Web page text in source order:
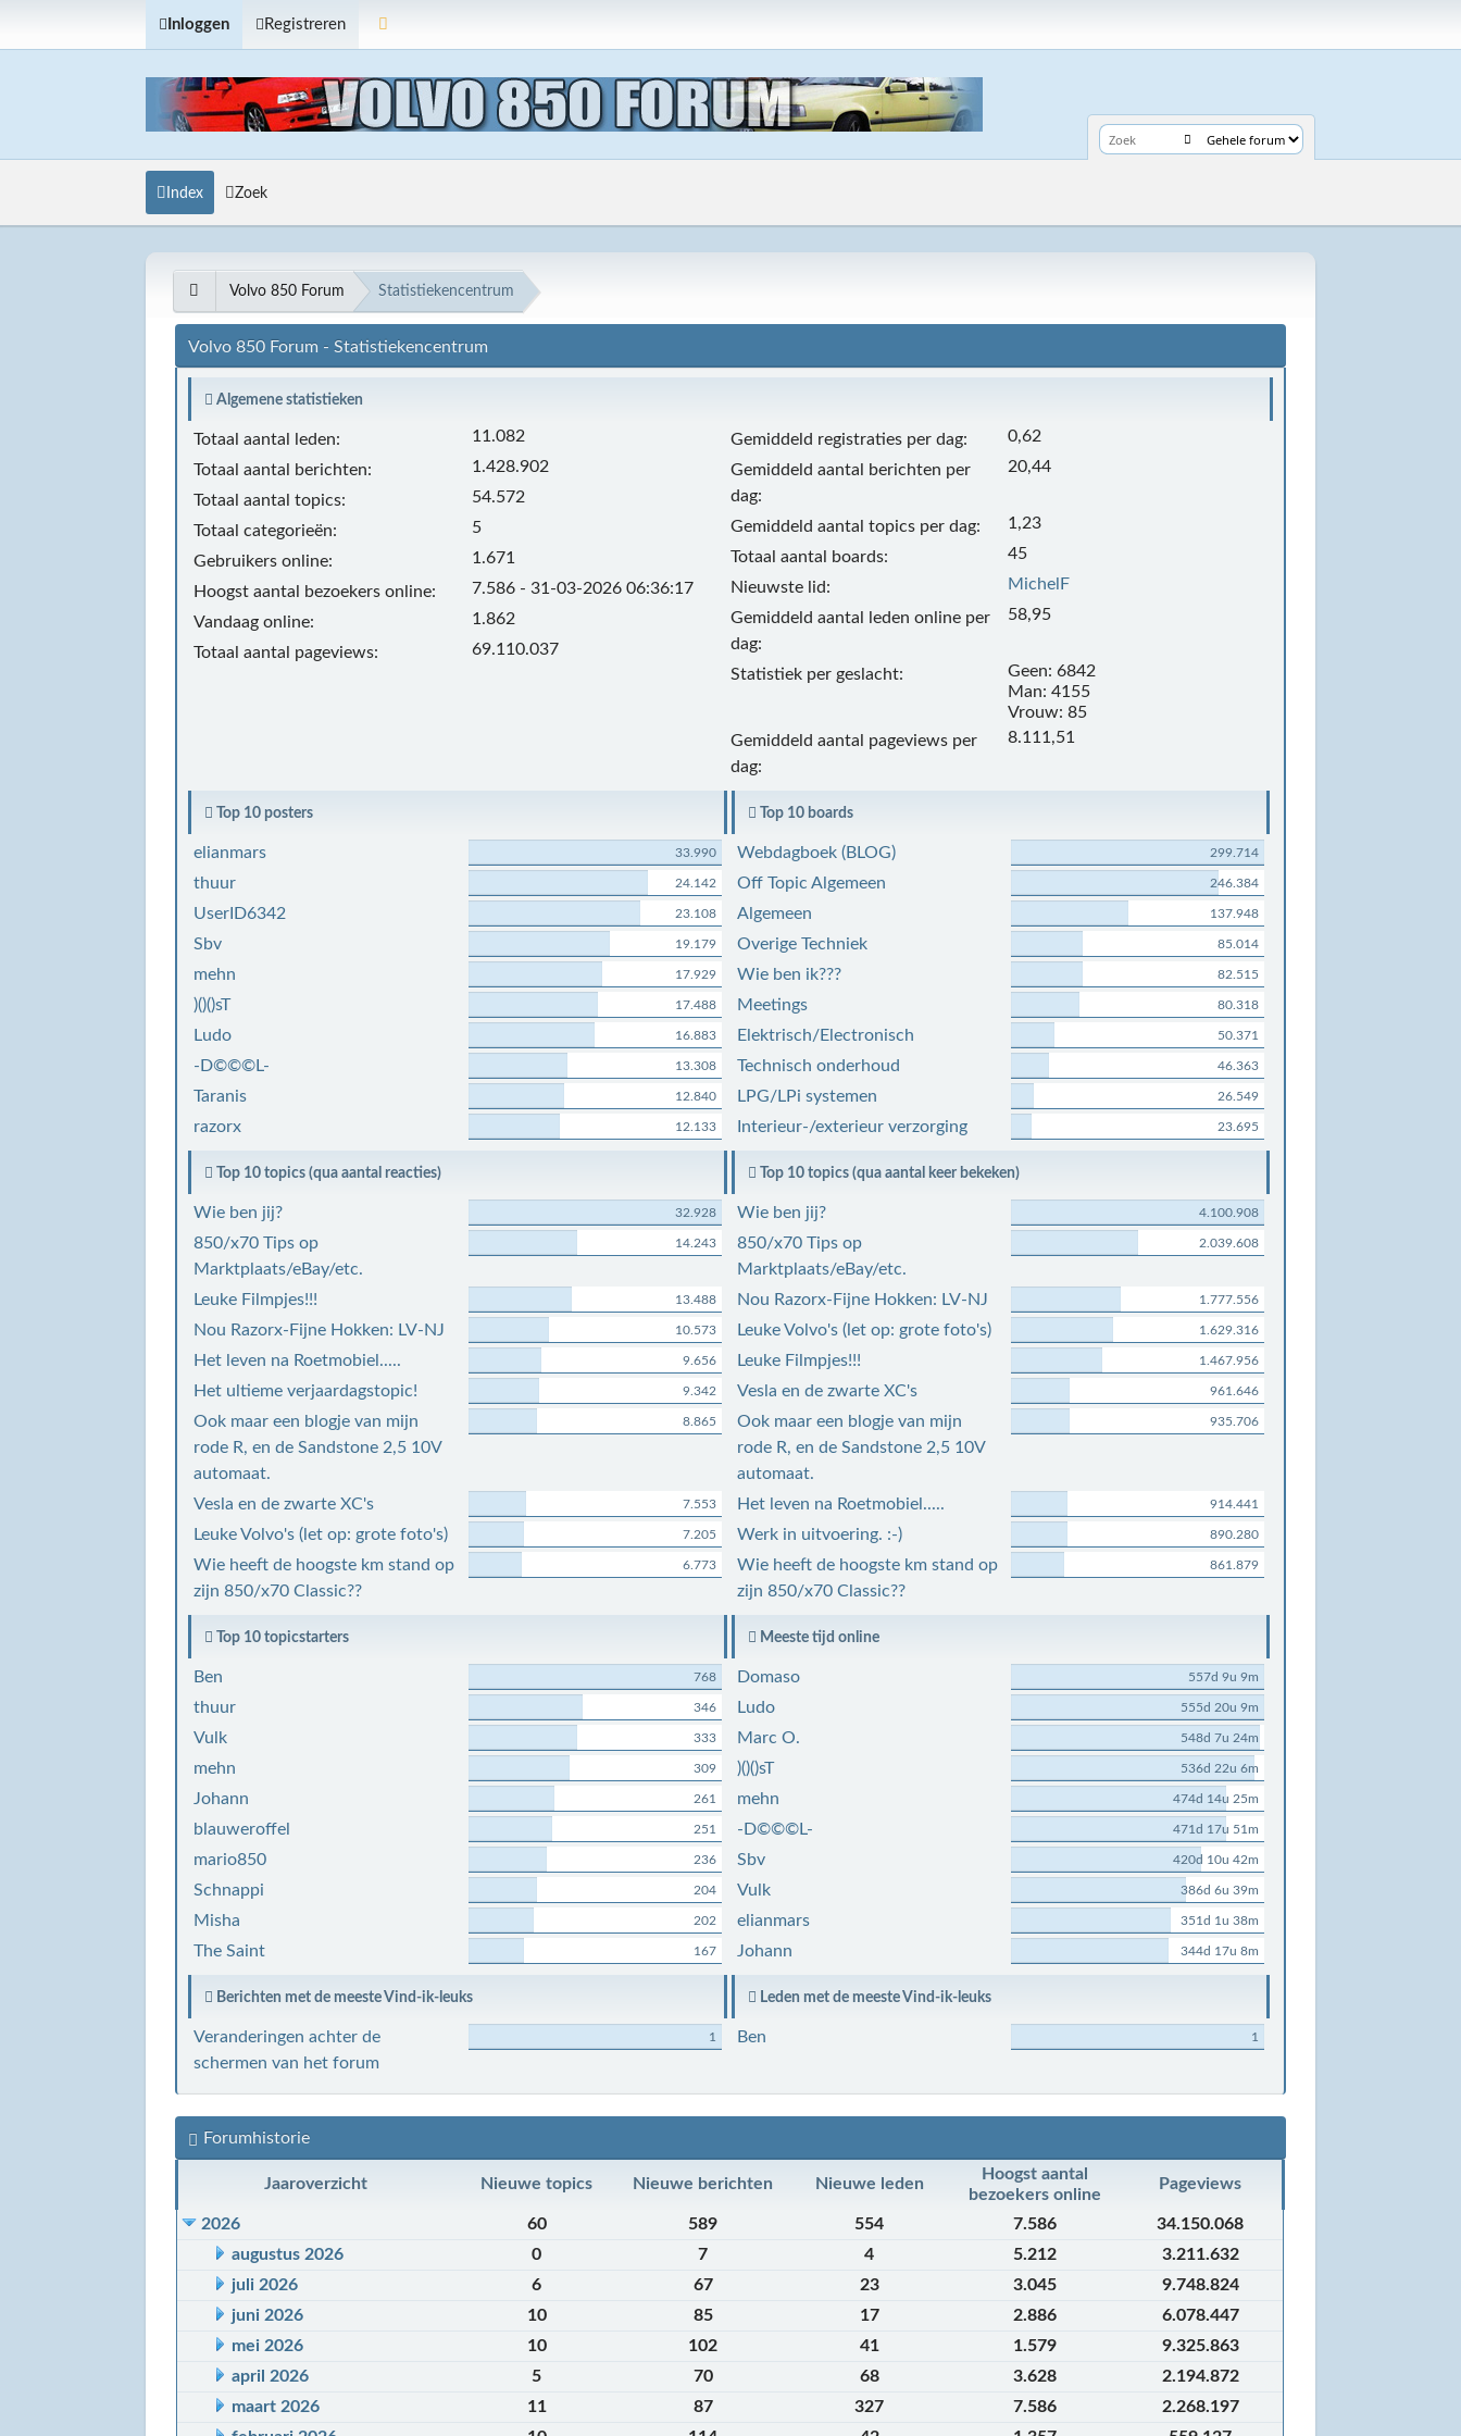
Inloggen Registreren
Index Zoek
Volvo 850 Forum Statistiekencentrum
Volvo 850 Forum - Statistiekencentrum
Algemene statistieken
Totaal aantal leden:
11.082
Totaal aantal berichten:
1.428.902
Totaal aantal topics:
54.572
Totaal categorieën:
5
Gebruikers online:
1.671
Hoogst aantal bezoekers online:
7.586 - 31-03-2026 06:36:17
Vandaag online:
1.862
Totaal aantal pageviews:
69.110.037
Gemiddeld registraties per dag:
0,62
Gemiddeld aantal berichten per
dag:
20,44
Gemiddeld aantal topics per dag:
1,23
Totaal aantal boards:
45
Nieuwste lid:
MichelF
Gemiddeld aantal leden online per
dag:
58,95
Statistiek per geslacht:
Geen: 6842
Man: 4155
Vrouw: 85
Gemiddeld aantal pageviews per
dag:
8.111,51
Top 10 posters
elianmars 33.990
thuur 24.142
UserID6342 23.108
Sbv 19.179
mehn 17.929
)()()sT 17.488
Ludo 16.883
-D©©©L- 13.308
Taranis 12.840
razorx 12.133
Top 10 boards
Webdagboek (BLOG) 299.714
Off Topic Algemeen 246.384
Algemeen 137.948
Overige Techniek 85.014
Wie ben ik??? 82.515
Meetings 80.318
Elektrisch/Electronisch 50.371
Technisch onderhoud 46.363
LPG/LPi systemen 26.549
Interieur-/exterieur verzorging 23.695
Top 10 topics (qua aantal reacties)
Wie ben jij? 32.928
850/x70 Tips op
Marktplaats/eBay/etc.
14.243
Leuke Filmpjes!!! 13.488
Nou Razorx-Fijne Hokken: LV-NJ 10.573
Het leven na Roetmobiel..... 9.656
Het ultieme verjaardagstopic! 9.342
Ook maar een blogje van mijn
rode R, en de Sandstone 2,5 10V
automaat.
8.865
Vesla en de zwarte XC's 7.553
Leuke Volvo's (let op: grote foto's) 7.205
Wie heeft de hoogste km stand op
zijn 850/x70 Classic??
6.773
Top 10 topics (qua aantal keer bekeken)
Wie ben jij? 4.100.908
850/x70 Tips op
Marktplaats/eBay/etc.
2.039.608
Nou Razorx-Fijne Hokken: LV-NJ 1.777.556
Leuke Volvo's (let op: grote foto's) 1.629.316
Leuke Filmpjes!!! 1.467.956
Vesla en de zwarte XC's 961.646
Ook maar een blogje van mijn
rode R, en de Sandstone 2,5 10V
automaat.
935.706
Het leven na Roetmobiel..... 914.441
Werk in uitvoering. :-) 890.280
Wie heeft de hoogste km stand op
zijn 850/x70 Classic??
861.879
Top 10 topicstarters
Ben 768
thuur 346
Vulk 333
mehn 309
Johann 261
blauweroffel 251
mario850 236
Schnappi 204
Misha 202
The Saint 167
Meeste tijd online
Domaso 557d 9u 9m
Ludo 555d 20u 9m
Marc O. 548d 7u 24m
)()()sT 536d 22u 6m
mehn 474d 14u 25m
-D©©©L- 471d 17u 51m
Sbv 420d 10u 42m
Vulk 386d 6u 39m
elianmars 351d 1u 38m
Johann 344d 17u 8m
Berichten met de meeste Vind-ik-leuks
Veranderingen achter de
schermen van het forum
1
Leden met de meeste Vind-ik-leuks
Ben 1
Forumhistorie
Jaaroverzicht Nieuwe topics Nieuwe berichten Nieuwe leden
Hoogst aantal
bezoekers online
Pageviews
2026 60 589 554 7.586
34.150.068
augustus 2026
0 7 4 5.212
3.211.632
juli 2026
6 67 23 3.045
9.748.824
juni 2026
10 85 17 2.886
6.078.447
mei 2026
10 102 41 1.579
9.325.863
april 2026
5 70 68 3.628
2.194.872
maart 2026
11 87 327 7.586
2.268.197